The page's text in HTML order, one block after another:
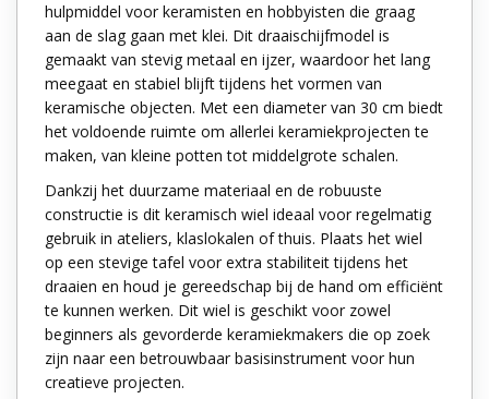
hulpmiddel voor keramisten en hobbyisten die graag
aan de slag gaan met klei. Dit draaischijfmodel is
gemaakt van stevig metaal en ijzer, waardoor het lang
meegaat en stabiel blijft tijdens het vormen van
keramische objecten. Met een diameter van 30 cm biedt
het voldoende ruimte om allerlei keramiekprojecten te
maken, van kleine potten tot middelgrote schalen.
Dankzij het duurzame materiaal en de robuuste
constructie is dit keramisch wiel ideaal voor regelmatig
gebruik in ateliers, klaslokalen of thuis. Plaats het wiel
op een stevige tafel voor extra stabiliteit tijdens het
draaien en houd je gereedschap bij de hand om efficiënt
te kunnen werken. Dit wiel is geschikt voor zowel
beginners als gevorderde keramiekmakers die op zoek
zijn naar een betrouwbaar basisinstrument voor hun
creatieve projecten.